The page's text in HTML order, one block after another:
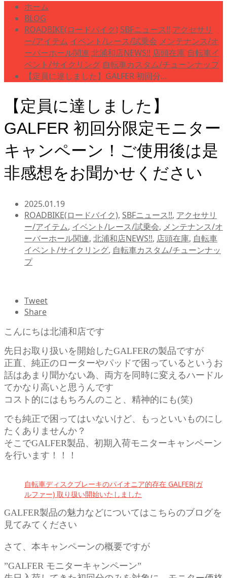
ホーム
BLOG
ROADBIKE(ロードバイク) SBFニュース!! アクセサリ
ー/アイテム イベント/レース/試乗会 メンテナンス/オ
ーバーホール関連 北浦和店NEWS!! 店頭在庫 自転車イ
ベント/サイクリング 自転車カスタム/チューンナップ
【定員に達しました】GALFER 初回分…
【定員に達しました】
GALFER 初回分限定モニター
キャンペーン！ご使用後は是
非感想をお聞かせください
2025.01.19
ROADBIKE(ロードバイク), SBFニュース!!, アクセサリ
ー/アイテム, イベント/レース/試乗会, メンテナンス/オ
ーバーホール関連, 北浦和店NEWS!!, 店頭在庫, 自転車
イベント/サイクリング, 自転車カスタム/チューンナッ
プ
Tweet
Share
こんにちは北浦和店です
先日お取り扱いを開始したGALFERの製品ですが
正直、純正のローターやパッドで困っているというお
話はあまり聞かない為、両方を同時に変えるハードル
てかなり高いと思うんです
コスト的にはもちろんのこと、精神的にも(笑)
でも純正で困ってはいないけど、もっといいものにし
たくありませんか？
そこでGALFER製品、初期入荷モニターキャンペーン
を行います！！！
自転車ディスクブレーキのパイオニア的存在 GALFER(ガ
ルファー) 取り扱い開始いたしました
GALFER製品の魅力などについてはこちらのブログを
見てみてください
さて、本キャンペーンの概要ですが
”GALFER モニターキャンペーン”